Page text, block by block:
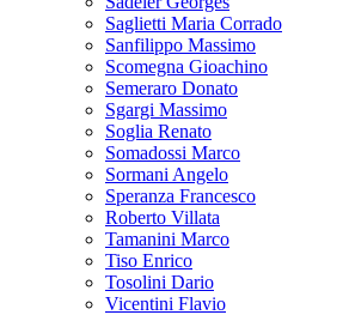
Saglietti Maria Corrado
Sanfilippo Massimo
Scomegna Gioachino
Semeraro Donato
Sgargi Massimo
Soglia Renato
Somadossi Marco
Sormani Angelo
Speranza Francesco
Roberto Villata
Tamanini Marco
Tiso Enrico
Tosolini Dario
Vicentini Flavio